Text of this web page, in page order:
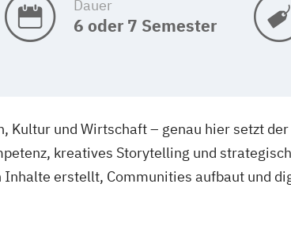
Dauer
6 oder 7 Semester
Kultur und Wirtschaft – genau hier setzt
kreatives Storytelling und
erstellt, Communities aufbaut und